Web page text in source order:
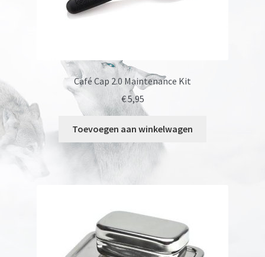
Café Cap 2.0 Maintenance Kit
€5,95
Toevoegen aan winkelwagen